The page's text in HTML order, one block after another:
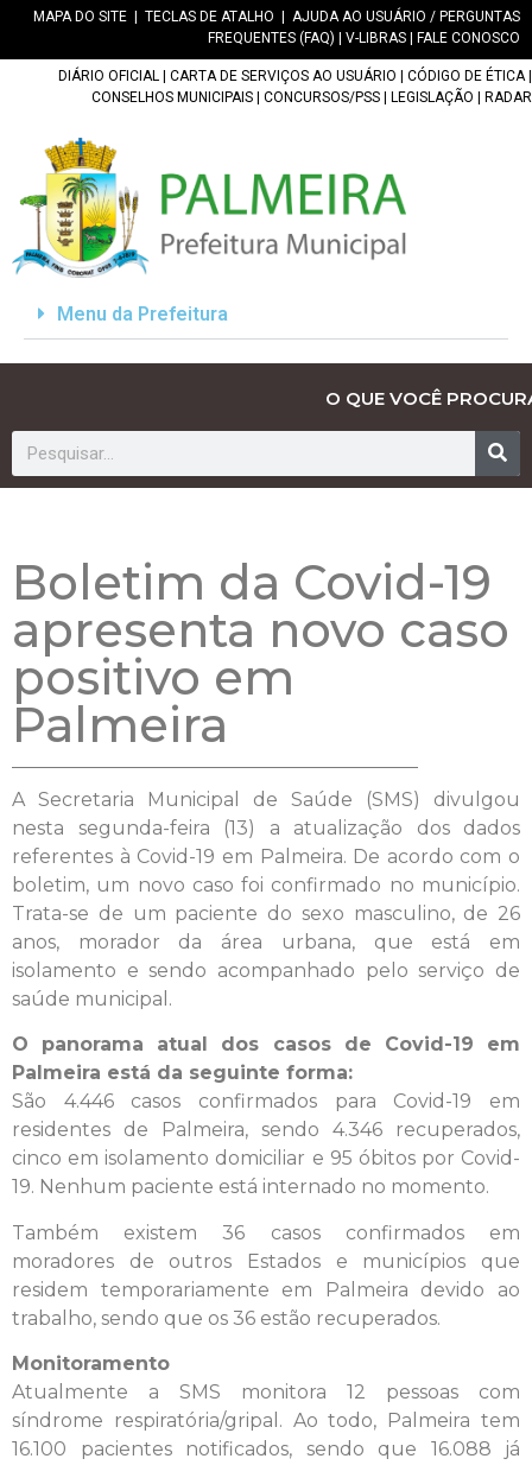
MAPA DO SITE TECLAS DE ATALHO
AJUDA AO USUÁRIO / PERGUNTAS
FREQUENTES (FAQ)
V-LIBRAS FALE CONOSCO
DIÁRIO OFICIAL CARTA DE SERVIÇOS AO USUÁRIO CÓDIGO DE ÉTICA|
CONSELHOS MUNICIPAIS
CONCURSOS/PSS LEGISLAÇÃO RADAR
Menu da Prefeitura
O QUE VOCÊ
Boletim da Covid-19
apresenta novo caso
positivo em
Palmeira
A Secretaria Municipal de Saúde (SMS) divulgou
nesta segunda-feira (13) a atualização dos dados
referentes à Covid-19 em Palmeira. De acordo com o
boletim, um novo caso foi confirmado no município.
Trata-se de um paciente do sexo masculino, de 26
anos, morador da área urbana, que está em
isolamento e sendo acompanhado pelo serviço de
saúde municipal.
O panorama atual dos casos de Covid-19 em
Palmeira está da seguinte forma:
São 4.446 casos confirmados para Covid-19 em
residentes de Palmeira, sendo 4.346 recuperados,
cinco em isolamento domiciliar e 95 óbitos por Covid-
19. Nenhum paciente está internado no momento.
Também existem 36 casos confirmados em
moradores de outros Estados e municípios que
residem temporariamente em Palmeira devido ao
trabalho, sendo que os 36 estão recuperados.
Monitoramento
Atualmente a SMS monitora 12 pessoas com
síndrome respiratória/gripal. Ao todo, Palmeira tem
16.100 pacientes notificados, sendo que 16.088 já